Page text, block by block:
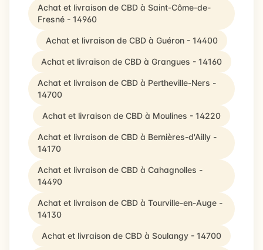
Achat et livraison de CBD à Saint-Côme-de-
Fresné - 14960
Achat et livraison de CBD à Guéron - 14400
Achat et livraison de CBD à Grangues - 14160
Achat et livraison de CBD à Pertheville-Ners -
14700
Achat et livraison de CBD à Moulines - 14220
Achat et livraison de CBD à Bernières-d'Ailly -
14170
Achat et livraison de CBD à Cahagnolles -
14490
Achat et livraison de CBD à Tourville-en-Auge -
14130
Achat et livraison de CBD à Soulangy - 14700